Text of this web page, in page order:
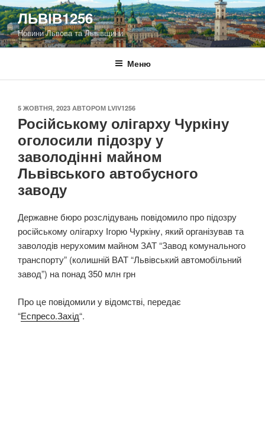
Перейти
до
вмісту
ЛЬВІВ1256
Новини Львова та Львівщини
Меню
ОПУБЛІКОВАНО
5 ЖОВТНЯ, 2023 АВТОРОМ LVIV1256
Російському олігарху Чуркіну
оголосили підозру у
заволодінні майном
Львівського автобусного
заводу
Державне бюро розслідувань повідомило про підозру
російському олігарху Ігорю Чуркіну, який організував та
заволодів нерухомим майном ЗАТ “Завод комунального
транспорту” (колишній ВАТ “Львівський автомобільний
завод”) на понад 350 млн грн
Про це повідомили у відомстві, передає
“Еспресо.Захід“.